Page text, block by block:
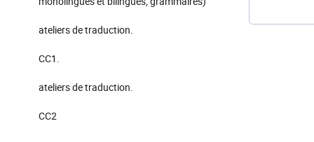
ateliers de traduction.
CC1.
ateliers de traduction.
CC2